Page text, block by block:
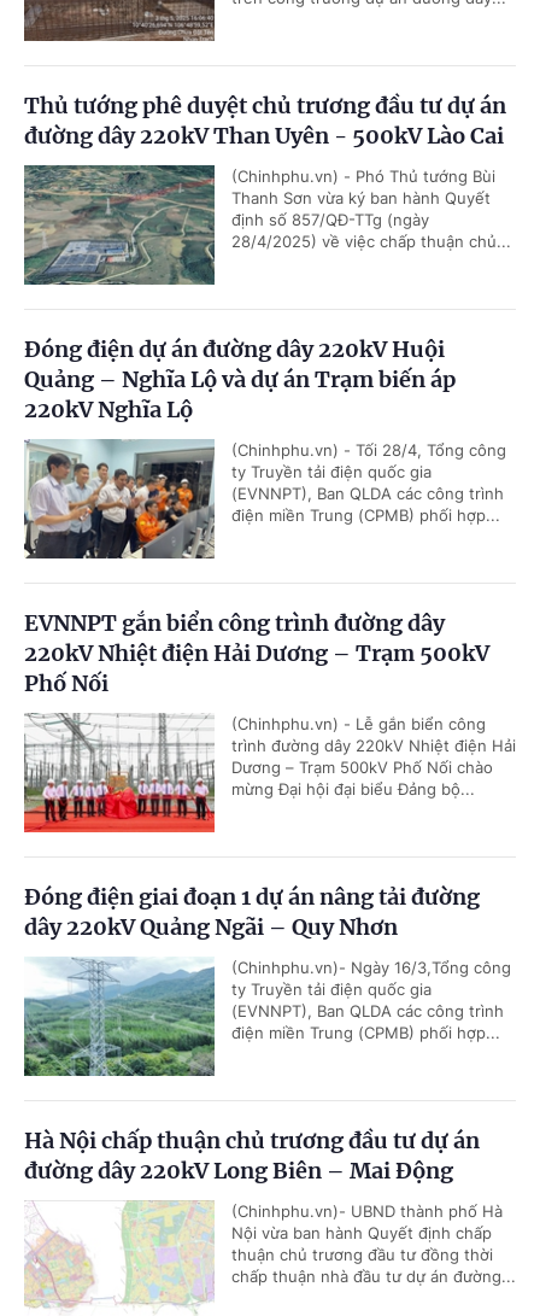
Thủ tướng phê duyệt chủ trương đầu tư dự án
đường dây 220kV Than Uyên - 500kV Lào Cai
(Chinhphu.vn) - Phó Thủ tướng Bùi
Thanh Sơn vừa ký ban hành Quyết
định số 857/QĐ-TTg (ngày
28/4/2025) về việc chấp thuận chủ...
Đóng điện dự án đường dây 220kV Huội
Quảng – Nghĩa Lộ và dự án Trạm biến áp
220kV Nghĩa Lộ
(Chinhphu.vn) - Tối 28/4, Tổng công
ty Truyền tải điện quốc gia
(EVNNPT), Ban QLDA các công trình
điện miền Trung (CPMB) phối hợp...
EVNNPT gắn biển công trình đường dây
220kV Nhiệt điện Hải Dương – Trạm 500kV
Phố Nối
(Chinhphu.vn) - Lễ gắn biển công
trình đường dây 220kV Nhiệt điện Hải
Dương – Trạm 500kV Phố Nối chào
mừng Đại hội đại biểu Đảng bộ...
Đóng điện giai đoạn 1 dự án nâng tải đường
dây 220kV Quảng Ngãi – Quy Nhơn
(Chinhphu.vn)- Ngày 16/3,Tổng công
ty Truyền tải điện quốc gia
(EVNNPT), Ban QLDA các công trình
điện miền Trung (CPMB) phối hợp...
Hà Nội chấp thuận chủ trương đầu tư dự án
đường dây 220kV Long Biên – Mai Động
(Chinhphu.vn)- UBND thành phố Hà
Nội vừa ban hành Quyết định chấp
thuận chủ trương đầu tư đồng thời
chấp thuận nhà đầu tư dự án đường...